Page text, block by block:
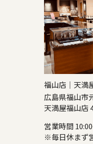
福山店｜天満
広島県福山市
天満屋福山店
営業時間
※毎日休まず